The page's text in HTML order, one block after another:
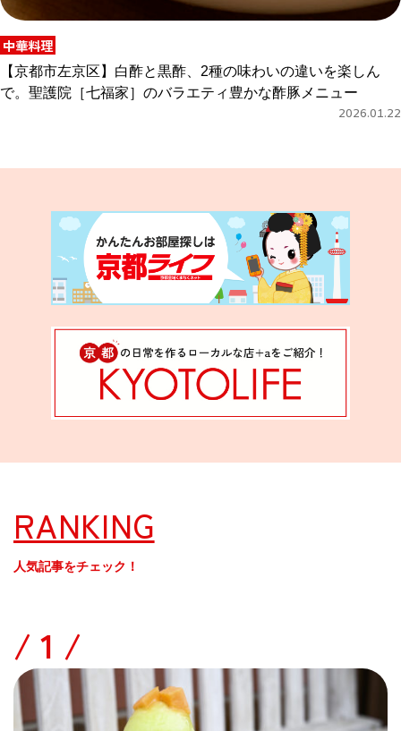
中華料理
【京都市左京区】白酢と黒酢、2種の味わいの違いを楽しん
で。聖護院［七福家］のバラエティ豊かな酢豚メニュー
2026.01.22
RANKING
人気記事をチェック！
/